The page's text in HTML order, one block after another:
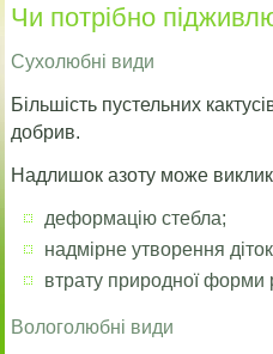
Чи потрібно
Сухолюбні види
Більшість пустельних
добрив.
Надлишок азоту може
деформацію стебла;
надмірне утворення
втрату природної форми
Вологолюбні види